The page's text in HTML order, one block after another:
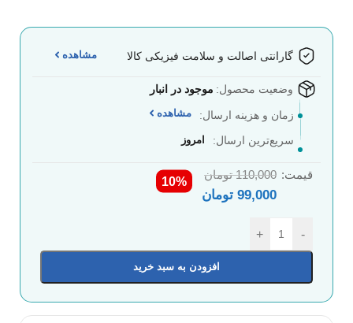
گارانتی اصالت و سلامت فیزیکی کالا مشاهده
وضعیت محصول: موجود در انبار
زمان و هزینه ارسال: مشاهده
سریع‌ترین ارسال: امروز
قیمت: 110,000 تومان
99,000 تومان
10%
-
+
افزودن به سبد خرید